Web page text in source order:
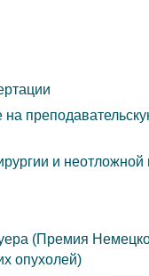
и
(Премия
опухолей)